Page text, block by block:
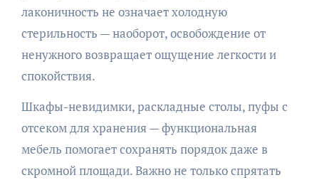
лаконичность не означает холодную
стерильность — наоборот, освобождение от
ненужного возвращает ощущение легкости и
спокойствия.
Шкафы-невидимки, раскладные столы, пуфы с
отсеком для хранения — функциональная
мебель помогает сохранять порядок даже в
скромной площади. Важно не только спрятать